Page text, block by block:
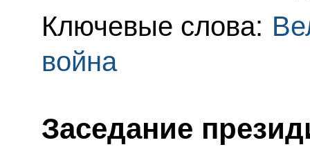
Ключевые слова:
война
Заседание